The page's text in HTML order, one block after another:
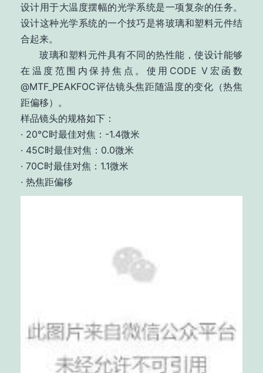
设计用于大温度摆幅的光学系统是一项复杂的任务。
设计这种光学系统的一个技巧是将玻璃和塑料元件结
合起来。
玻璃和塑料元件具有不同的热性能，使设计能够
在温度范围内保持焦点。使用CODE V宏函数
@MTF_PEAKFOC评估镜头焦距随温度的变化（热焦
距偏移）。
样品镜头的规格如下：
· 20°C时最佳对焦：-1.4微米
· 45C时最佳对焦：0.0微米
· 70C时最佳对焦：1.1微米
· 热焦距偏移